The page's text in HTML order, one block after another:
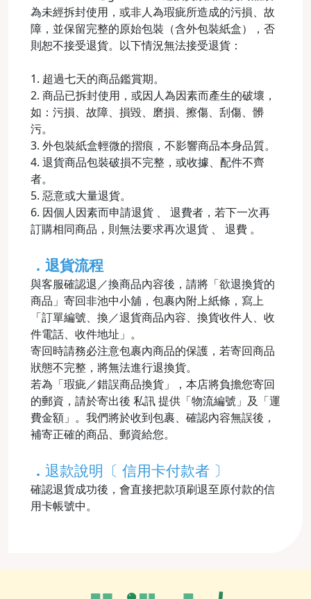
為未經拆封使用，或非人為瑕疵所造成的污損、故
障，並保留完整的原始包裝（含外包裝紙盒），否
則恕不接受退貨。以下情況無法接受退貨：
1. 超過七天的商品鑑賞期。
2. 商品已拆封使用，或因人為因素而產生的破壞，
如：污損、故障、損毀、磨損、擦傷、刮傷、髒
污。
3. 外包裝紙盒輕微的摺痕，不影響商品本身品質。
4. 退貨商品包裝破損不完整，或收據、配件不齊
者。
5. 惡意或大量退貨。
6. 因個人因素而申請退貨 、 退費者，若下一次再
訂購相同商品，則無法要求再次退貨 、 退費 。
．退貨流程
與客服確認退／換商品內容後，請將「欲退換貨的
商品」寄回非池中小舖，包裹內附上紙條，寫上
「訂單編號、換／退貨商品內容、換貨收件人、收
件電話、收件地址」。
寄回時請務必注意包裹內商品的保護，若寄回商品
狀態不完整，將無法進行退換貨。
若為「瑕疵／錯誤商品換貨」，本店將負擔您寄回
的郵資，請於寄出後 私訊 提供「物流編號」及「運
費金額」。我們將於收到包裹、確認內容無誤後，
補寄正確的商品、郵資給您。
． 退款說明〔 信用卡付款者 〕
確認退貨成功後，會直接把款項刷退至原付款的信
用卡帳號中。